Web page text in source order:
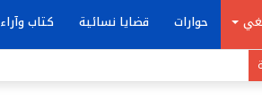
حوارات قضايا نسائية كتاب وآراء